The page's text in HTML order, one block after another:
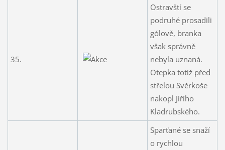
35.
Ostravští se
podruhé prosadili
gólově, branka
však správně
nebyla uznaná.
Otepka totiž před
střelou Svěrkoše
nakopl Jiřího
Kladrubského.
Sparťané se snaží
o rychlou